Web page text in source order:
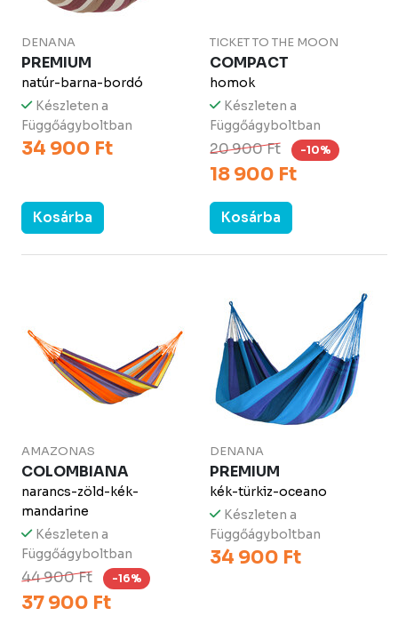
DENANA
PREMIUM
natúr-barna-bordó
Készleten a
Függőágyboltban
34 900 Ft
Kosárba
TICKET TO THE MOON
COMPACT
homok
Készleten a
Függőágyboltban
20 900 Ft -10%
18 900 Ft
Kosárba
AMAZONAS
COLOMBIANA
narancs-zöld-kék-
mandarine
Készleten a
Függőágyboltban
44 900 Ft -16%
37 900 Ft
DENANA
PREMIUM
kék-türkiz-oceano
Készleten a
Függőágyboltban
34 900 Ft